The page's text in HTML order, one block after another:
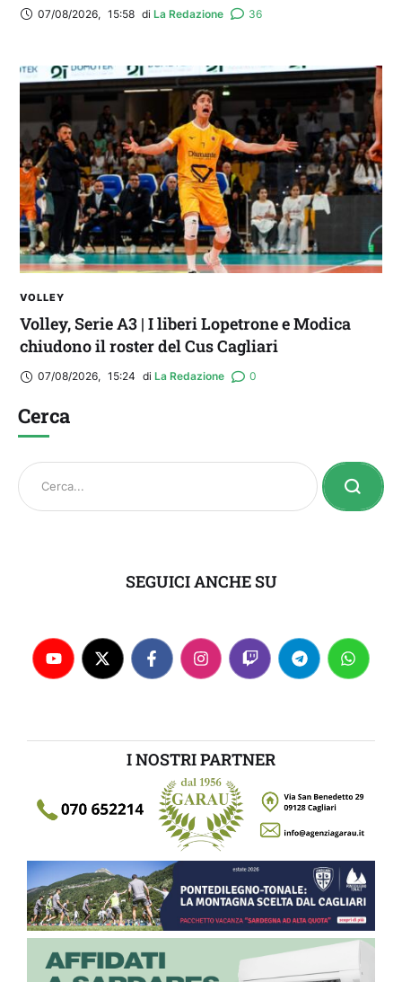
07/08/2026, 15:58 di La Redazione 36
VOLLEY
Volley, Serie A3 | I liberi Lopetrone e Modica
chiudono il roster del Cus Cagliari
07/08/2026, 15:24 di La Redazione 0
Cerca
SEGUICI ANCHE SU
I NOSTRI PARTNER